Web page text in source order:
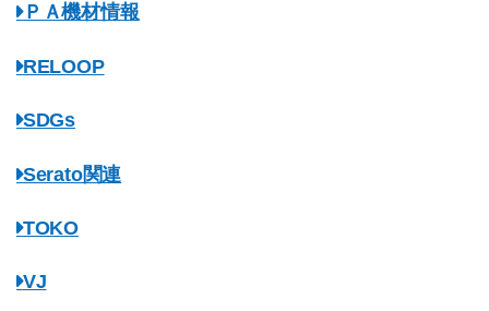
ＰＡ機材情報
RELOOP
SDGs
Serato関連
TOKO
VJ